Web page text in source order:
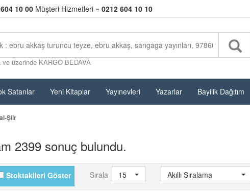
10 00 Müşteri Hizmetleri ~ 0212 604 10 10
ve üzerinde KARGO BEDAVA
Satanlar Yeni Kitaplar Yayınevleri Yazarlar Bayilik Dağıtım
Şiir
2399 sonuç bulundu.
Stoktakileri Göster Sırala 15 Akıllı Sıralama